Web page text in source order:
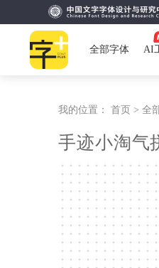
全部字体 AI
我的位置： 首页 > 全
手迹小淘气